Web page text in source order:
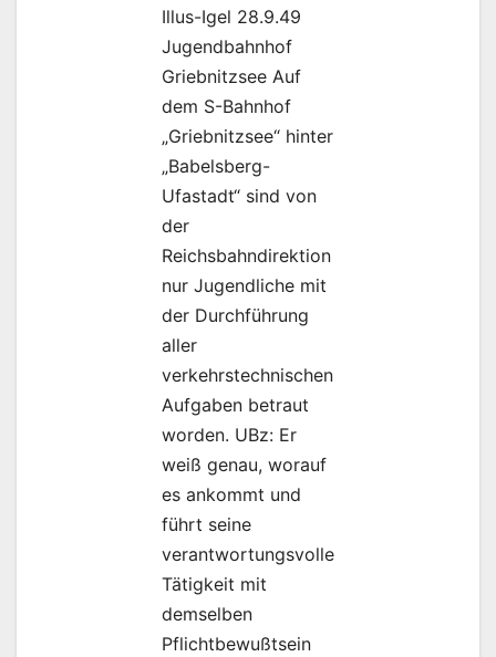
Illus-Igel 28.9.49
Jugendbahnhof
Griebnitzsee Auf
dem S-Bahnhof
„Griebnitzsee“ hinter
„Babelsberg-
Ufastadt“ sind von
der
Reichsbahndirektion
nur Jugendliche mit
der Durchführung
aller
verkehrstechnischen
Aufgaben betraut
worden. UBz: Er
weiß genau, worauf
es ankommt und
führt seine
verantwortungsvolle
Tätigkeit mit
demselben
Pflichtbewußtsein